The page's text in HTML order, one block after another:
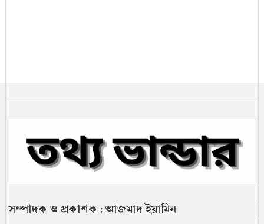
সম্পাদক ও প্রকাশক : আজমাদ ইয়ামিন